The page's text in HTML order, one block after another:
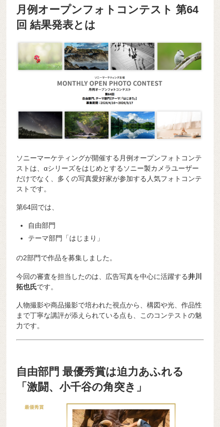
月例オープンフォトコンテスト 第64
回 結果発表とは
ソニーマーケティングが開催する月例オープンフォトコンテ
ストは、αシリーズをはじめとするソニー製カメラユーザー
だけでなく、多くの写真愛好家が参加する人気フォトコンテ
ストです。
第64回では、
自由部門
テーマ部門「はじまり」
の2部門で作品を募集しました。
今回の審査を担当したのは、広告写真を中心に活躍する井川
拓也氏です。
人物撮影や商品撮影で培われた視点から、構図や光、作品性
まで丁寧な講評が添えられている点も、このコンテストの魅
力です。
自由部門 最優秀賞は迫力あふれる
「激闘、小千谷の角突き」